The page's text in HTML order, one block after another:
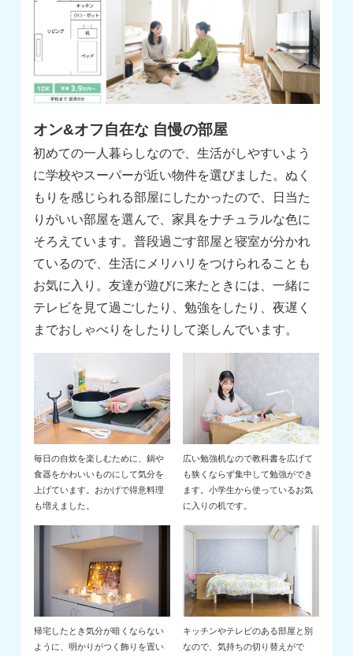
オン&オフ自在な 自慢の部屋
初めての一人暮らしなので、生活がしやすいよう
に学校やスーパーが近い物件を選びました。ぬく
もりを感じられる部屋にしたかったので、日当た
りがいい部屋を選んで、家具をナチュラルな色に
そろえています。普段過ごす部屋と寝室が分かれ
ているので、生活にメリハリをつけられることも
お気に入り。友達が遊びに来たときには、一緒に
テレビを見て過ごしたり、勉強をしたり、夜遅く
までおしゃべりをしたりして楽しんでいます。
毎日の自炊を楽しむために、鍋や
食器をかわいいものにして気分を
上げています。おかげで得意料理
も増えました。
広い勉強机なので教科書を広げて
も狭くならず集中して勉強ができ
ます。小学生から使っているお気
に入りの机です。
帰宅したとき気分が暗くならない
ように、明かりがつく飾りを置い
キッチンやテレビのある部屋と別
なので、気持ちの切り替えがで